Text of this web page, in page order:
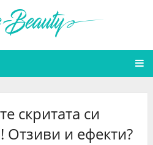
скритата си
Отзиви и ефекти?